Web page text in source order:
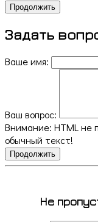
Продолжить
Задать
Ваше имя:
Ваш вопрос:
Внимание: HTML не
обычный текст!
Продолжить
Не